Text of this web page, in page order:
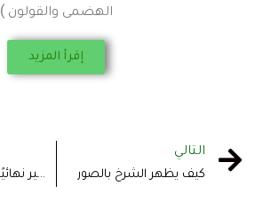
الهضمى والقولون )
إقرأ المزيد
هل يمكن علاج البواسير نهائيًا دون تدخل جراحي
التالي
كيف يظهر الشرخ بالصور